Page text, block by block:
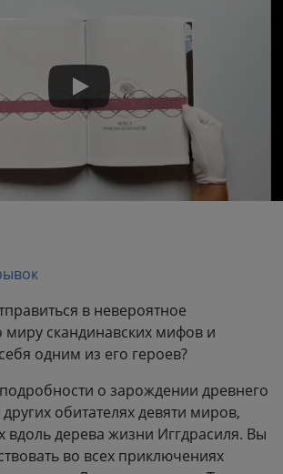
в невероятное
миру скандинавских мифов и
одним из его героев?
о зарождении древнего
обитателях девяти миров,
дерева жизни Иггдрасиля. Вы
во всех приключениях